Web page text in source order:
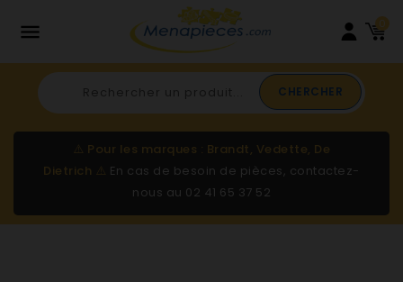
 0
CHERCHER
⚠️ Pour les marques : Brandt, Vedette, De
Dietrich ⚠️ En cas de besoin de pièces, contactez-
nous au 02 41 65 37 52